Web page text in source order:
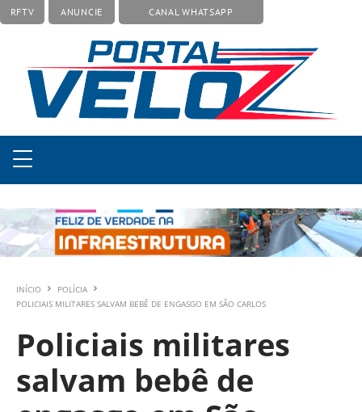
RFTV ANUNCIE CANAL WHATSAPP
INÍCIO
POLÍCIA
POLICIAIS MILITARES SALVAM BEBÊ DE ENGASGO EM SÃO CARLOS
Policiais militares
salvam bebê de